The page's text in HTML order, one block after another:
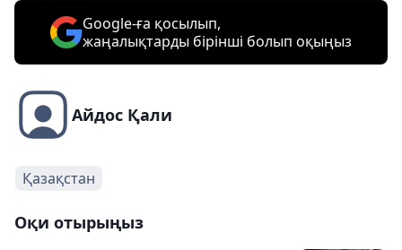
Google-ға қосылып,
жаңалықтарды бірінші болып оқыңыз
Айдос Қали
Қазақстан
Оқи отырыңыз